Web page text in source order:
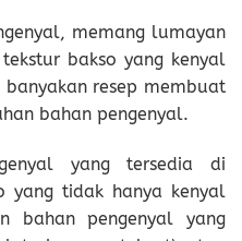
memang lumayan
bakso yang kenyal
resep membuat
bahan pengenyal.
yang tersedia di
yang tidak hanya kenyal
bahan pengenyal yang